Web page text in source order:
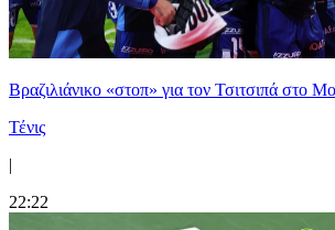
Βραζιλιάνικο «στοπ» για τον Τσιτσιπά στο
Τένις
|
22:22